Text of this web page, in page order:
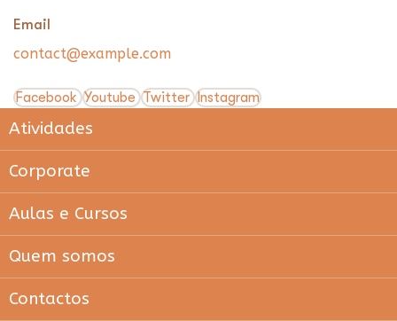
Email
contact@example.com
Facebook Youtube Twitter Instagram
Atividades
Corporate
Aulas e Cursos
Quem somos
Contactos